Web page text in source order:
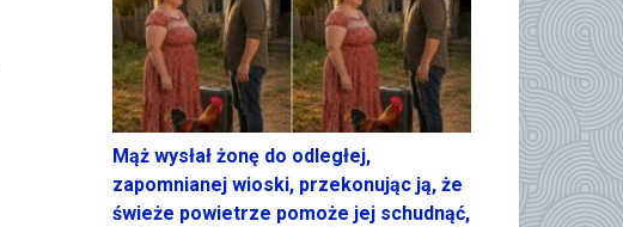
Mąż wysłał żonę do odległej,
zapomnianej wioski, przekonując ją, że
świeże powietrze pomoże jej schudnąć,